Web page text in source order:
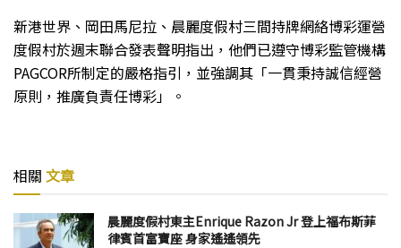
新港世界、岡田馬尼拉、晨麗度假村三間持牌網絡博彩運營
度假村於週末聯合發表聲明指出，他們已遵守博彩監管機構
PAGCOR所制定的嚴格指引，並強調其「一貫秉持誠信經營
原則，推廣負責任博彩」。
相關 文章
晨麗度假村東主Enrique Razon Jr 登上福布斯菲
律賓首富寶座 身家遙遙領先